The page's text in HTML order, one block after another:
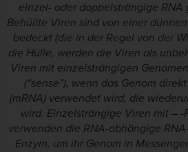
einzel- oder doppelsträngige RNA
Behüllte Viren sind von einer
bedeckt (die in der Regel von der
die Hülle, werden die Viren als
Viren mit einzelsträngigen
(“sense”), wenn das Genom
(mRNA) verwendet wird, die
wird. Einzelsträngige Viren mit – -
verwenden die RNA-abhängige
Enzym, um ihr Genom in